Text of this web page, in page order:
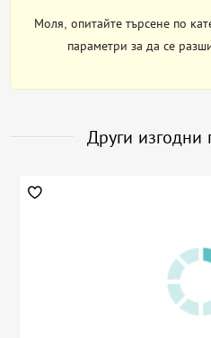
Моля, опитайте търсене по
параметри за да се
Други